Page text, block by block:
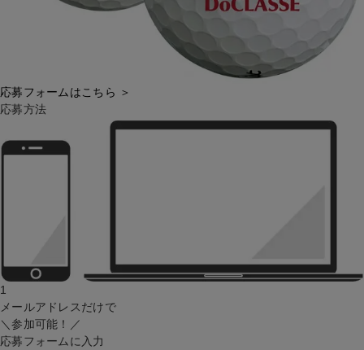
応募フォームはこちら ＞
応募方法
1
メールアドレスだけで
＼参加可能！／
応募フォームに入力